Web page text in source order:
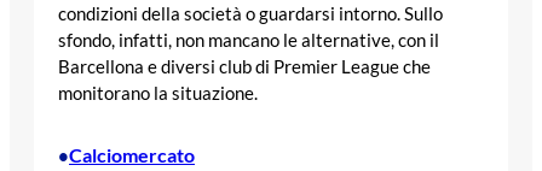
condizioni della società o guardarsi intorno. Sullo
sfondo, infatti, non mancano le alternative, con il
Barcellona e diversi club di Premier League che
monitorano la situazione.
•Calciomercato